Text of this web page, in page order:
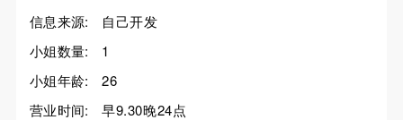
信息来源:
自己开发
小姐数量:
1
小姐年龄:
26
营业时间:
早9.30晚24点